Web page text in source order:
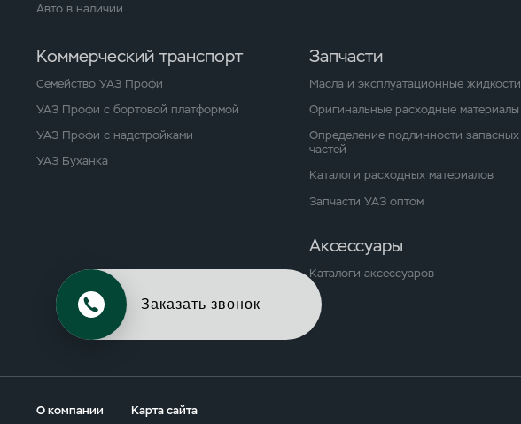
Авто в наличии
Коммерческий транспорт
Семейство УАЗ Профи
УАЗ Профи с бортовой платформой
УАЗ Профи с надстройками
УАЗ Буханка
Запчасти
Масла и эксплуатационные жидкости
Оригинальные расходные материалы
Определение подлинности запасных
частей
Каталоги расходных материалов
Запчасти УАЗ оптом
Аксессуары
Каталоги аксессуаров
О компании Карта сайта
Обменять авто